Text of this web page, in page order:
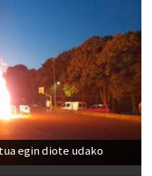
egin diote udako